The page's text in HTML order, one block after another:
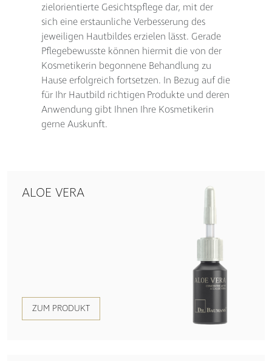
zielorientierte Gesichts­pflege dar, mit der
sich eine erstaunliche Verbesserung des
jeweiligen Hautbildes erzielen lässt. Gerade
Pflegebewusste können hiermit die von der
Kosmetikerin begonnene Behandlung zu
Hause erfolgreich fortsetzen. In Bezug auf die
für Ihr Hautbild richtigen Pro­dukte und deren
Anwendung gibt Ihnen Ihre Kosmetikerin
gerne Auskunft.
ALOE VERA
ZUM PRODUKT